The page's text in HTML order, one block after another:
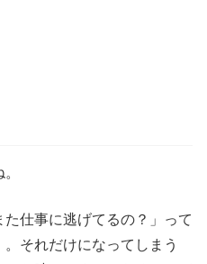
仕事に逃げてるの？」って
それだけになってしまう